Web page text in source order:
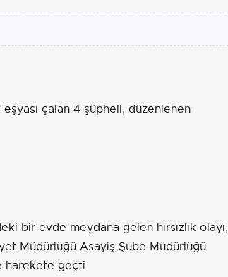
çalan 4 şüpheli, düzenlenen
bir evde meydana gelen hırsızlık olayı,
Müdürlüğü Asayiş Şube Müdürlüğü
harekete geçti.